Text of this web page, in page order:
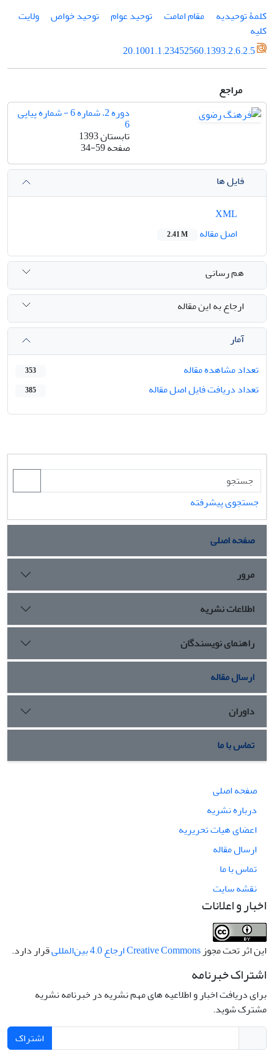
کلمۀ توحیدیه
مقام امامت توحید عوام توحید خواص
ولایت
کلیه
20.1001.1.23452560.1393.2.6.2.5
مراجع
دوره 2، شماره 6 - شماره پیاپی
6
تابستان 1393
صفحه34-59
فایل ها
اصل مقاله
2.41 M
هم رسانی
ارجاع به این مقاله
آمار
تعداد مشاهده مقاله
353
تعداد دریافت فایل اصل مقاله 385
جستجوی پیشرفته
صفحه اصلی
مرور
اطلاعات نشریه
راهنمای نویسندگان
ارسال مقاله
داوران
تماس با ما
صفحه اصلی
درباره نشریه
اعضای هیات تحریریه
ارسال مقاله
تماس با ما
نقشه سایت
اخبار و اعلانات
این اثر تحت مجوزCreative Commons ارجاع 4.0 بین‌المللی قرار دارد.
اشتراک خبرنامه
برای دریافت اخبار و اطلاعیه های مهم نشریه در خبرنامه نشریه
مشترک شوید.
اشتراک